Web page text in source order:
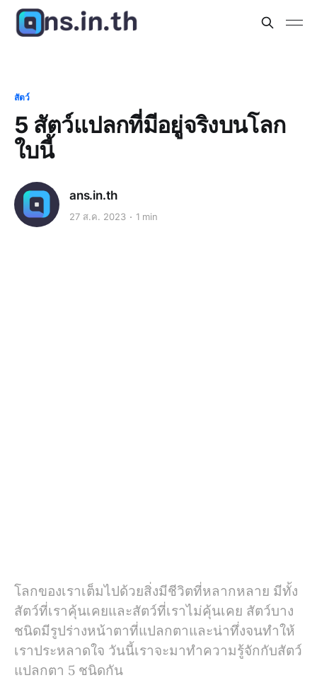
สัตว์
5 สัตว์แปลกที่มีอยู่จริงบนโลก
ใบนี้
ans.in.th
27 ส.ค. 2023 1 min
โลกของเราเต็มไปด้วยสิ่งมีชีวิตที่หลากหลาย มีทั้ง
สัตว์ที่เราคุ้นเคยและสัตว์ที่เราไม่คุ้นเคย สัตว์บาง
ชนิดมีรูปร่างหน้าตาที่แปลกตาและน่าทึ่งจนทำให้
เราประหลาดใจ วันนี้เราจะมาทำความรู้จักกับสัตว์
แปลกตา 5 ชนิดกัน